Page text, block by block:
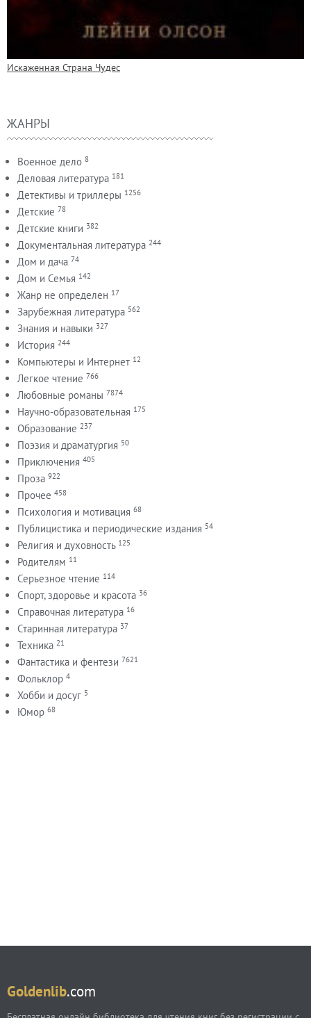
Искаженная Страна Чудес
ЖАНРЫ
Военное дело 8
Деловая литература 181
Детективы и триллеры 1256
Детские 78
Детские книги 382
Документальная литература 244
Дом и дача 74
Дом и Семья 142
Жанр не определен 17
Зарубежная литература 562
Знания и навыки 327
История 244
Компьютеры и Интернет 12
Легкое чтение 766
Любовные романы 7874
Научно-образовательная 175
Образование 237
Поэзия и драматургия 50
Приключения 405
Проза 922
Прочее 458
Психология и мотивация 68
Публицистика и периодические издания 54
Религия и духовность 125
Родителям 11
Серьезное чтение 114
Спорт, здоровье и красота 36
Справочная литература 16
Старинная литература 37
Техника 21
Фантастика и фентези 7621
Фольклор 4
Хобби и досуг 5
Юмор 68
Goldenlib.com